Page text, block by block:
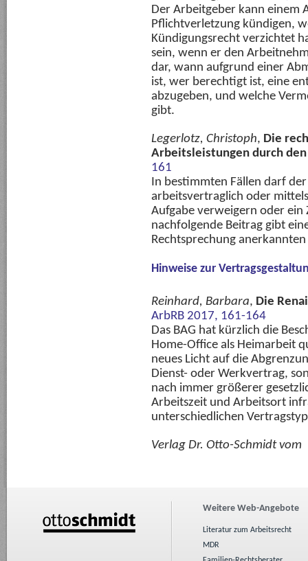
Der Arbeitgeber kann einem
Pflichtverletzung kündigen,
Kündigungsrecht verzichtet
sein, wenn er den
dar, wann aufgrund einer
ist, wer berechtigt ist, eine
abzugeben, und welche
gibt.
Legerlotz, Christoph, Die
Arbeitsleistungen durch
161
In bestimmten Fällen darf
arbeitsvertraglich oder
Aufgabe verweigern oder
nachfolgende Beitrag gibt
Rechtsprechung
Hinweise zur
Reinhard, Barbara, Die
ArbRB 2017, 161-164
Das BAG hat kürzlich die
Home-Office als Heimarbeit
neues Licht auf die
Dienst- oder Werkvertrag,
nach immer größerer
Arbeitszeit und Arbeitsort
unterschiedlichen
Verlag Dr. Otto-Schmidt vom
Weitere Web-Angebote
Literatur zum Arbeitsrecht
MDR